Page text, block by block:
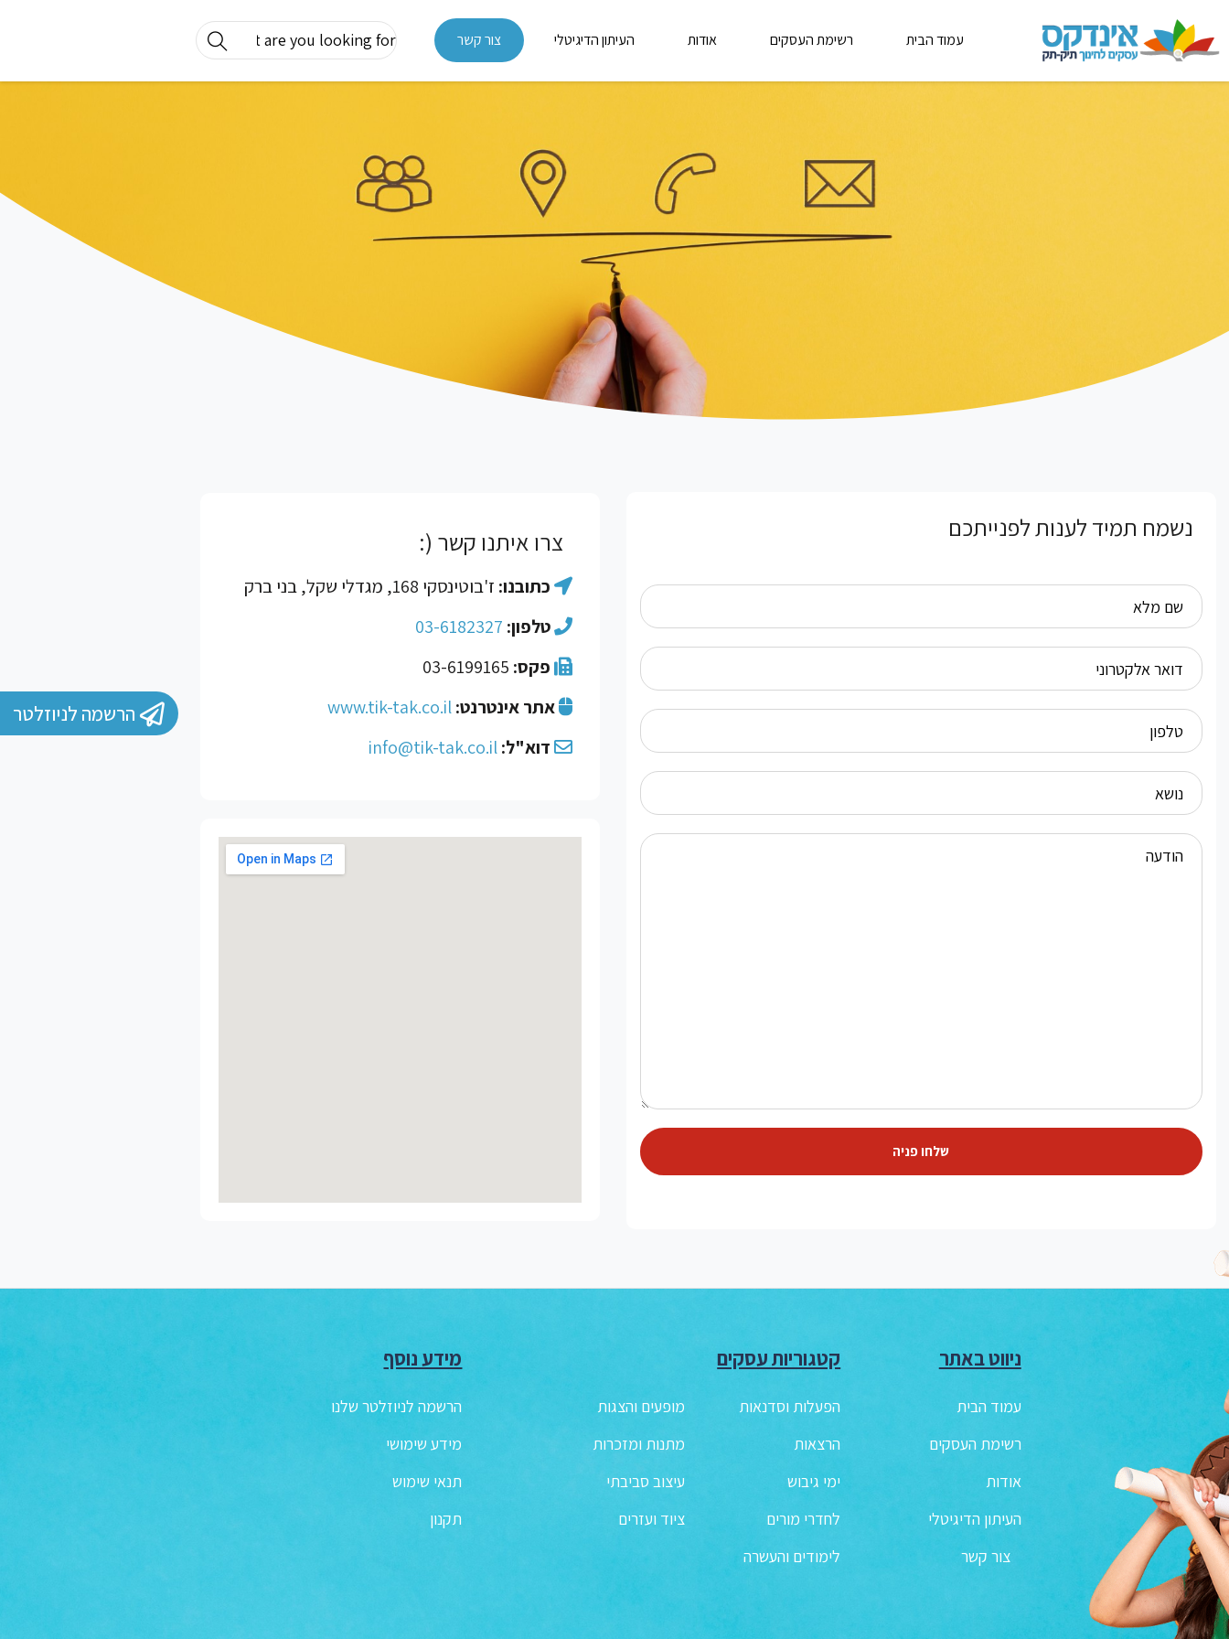
עמוד הבית רשימת העסקים אודות העיתון הדיגיטלי צור קשר
נשמח תמיד לענות לפנייתכם צרו איתנו קשר (:
כתובנו: ז'בוטינסקי 168, מגדלי שקל, בני ברק
טלפון: 03-6182327
פקס: 03-6199165
אתר אינטרנט:www.tik-tak.co.il
דוא"ל:info@tik-tak.co.il
הרשמה לניוזלטר
ניווט באתר
עמוד הבית
רשימת העסקים
אודות
העיתון הדיגיטלי
צור קשר
קטגוריות עסקים
הפעלות וסדנאות
הרצאות
ימי גיבוש
לחדרי מורים
לימודים והעשרה
מופעים והצגות
מתנות ומזכרות
עיצוב סביבתי
ציוד ועזרים
מידע נוסף
הרשמה לניוזלטר שלנו
מידע שימושי
תנאי שימוש
תקנון